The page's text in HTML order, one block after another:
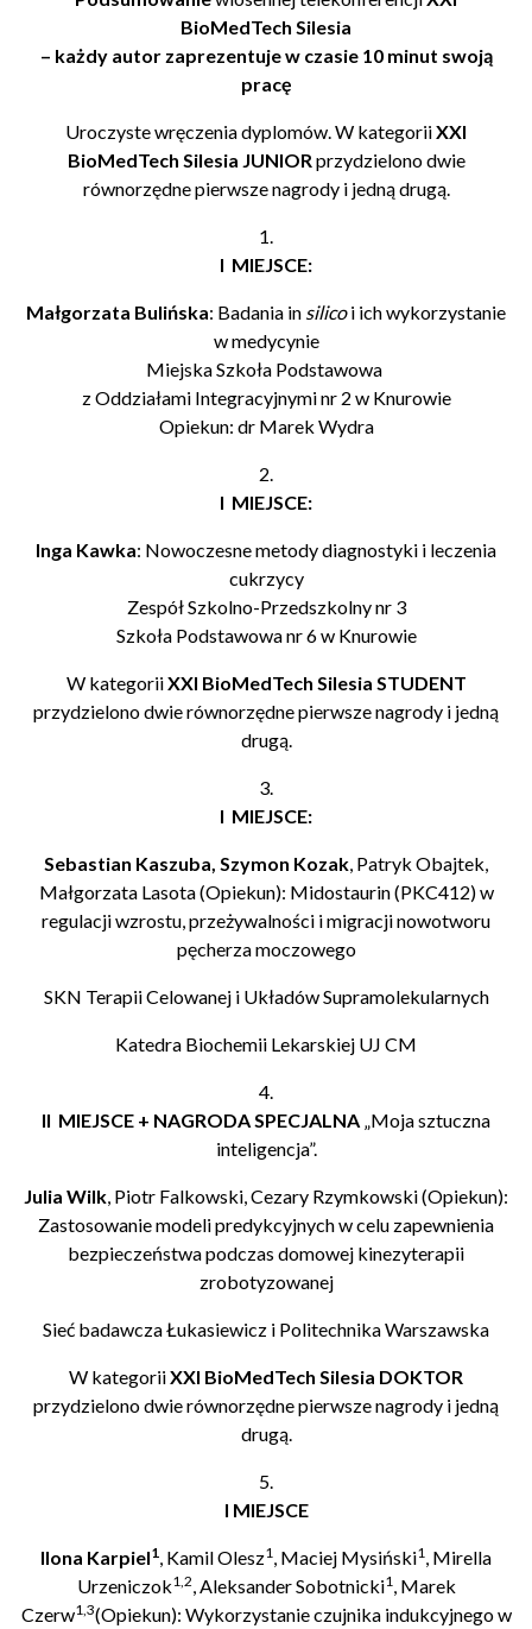
BioMedTech Silesia
– każdy autor zaprezentuje w czasie 10 minut swoją
pracę
Uroczyste wręczenia dyplomów. W kategoriiXXI
BioMedTech Silesia JUNIORprzydzielono dwie
równorzędne pierwsze nagrody i jedną drugą.
1.
I MIEJSCE:
Małgorzata Bulińska: Badania in silicoi ich wykorzystanie
w medycynie
Miejska Szkoła Podstawowa
z Oddziałami Integracyjnymi nr 2 w Knurowie
Opiekun: dr Marek Wydra
2.
I MIEJSCE:
Inga Kawka: Nowoczesne metody diagnostyki i leczenia
cukrzycy
Zespół Szkolno-Przedszkolny nr 3
Szkoła Podstawowa nr 6 w Knurowie
W kategoriiXXI BioMedTech Silesia STUDENT
przydzielono dwie równorzędne pierwsze nagrody i jedną
drugą.
3.
I MIEJSCE:
Sebastian Kaszuba, Szymon Kozak, Patryk Obajtek,
Małgorzata Lasota (Opiekun): Midostaurin (PKC412) w
regulacji wzrostu, przeżywalności i migracji nowotworu
pęcherza moczowego
SKN Terapii Celowanej i Układów Supramolekularnych
Katedra Biochemii Lekarskiej UJ CM
4.
II MIEJSCE + NAGRODA SPECJALNA „Moja sztuczna
inteligencja”.
Julia Wilk, Piotr Falkowski, Cezary Rzymkowski (Opiekun):
Zastosowanie modeli predykcyjnych w celu zapewnienia
bezpieczeństwa podczas domowej kinezyterapii
zrobotyzowanej
Sieć badawcza Łukasiewicz i Politechnika Warszawska
W kategoriiXXI BioMedTech Silesia DOKTOR
przydzielono dwie równorzędne pierwsze nagrody i jedną
drugą.
5.
I MIEJSCE
Ilona Karpiel1 , Kamil Olesz1 , Maciej Mysiński1 , Mirella
Urzeniczok1,2, Aleksander Sobotnicki1, Marek
Czerw1,3(Opiekun): Wykorzystanie czujnika indukcyjnego w